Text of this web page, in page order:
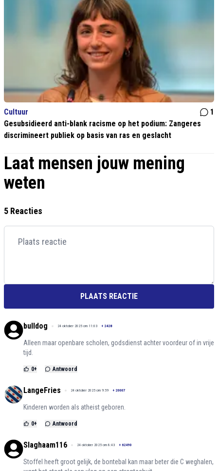
Cultuur
1
Gesubsidieerd anti-blank racisme op het podium: Zangeres
discrimineert publiek op basis van ras en geslacht
Laat mensen jouw mening
weten
5 Reacties
PLAATS REACTIE
bulldog 24 oktober 2025 om 11:03 + 2428
Alleen maar openbare scholen, godsdienst achter voordeur of in vrije
tijd.
0+ Antwoord
LangeFries 24 oktober 2025 om 9:59 + 20007
Kinderen worden als atheist geboren.
0+ Antwoord
Slaghaam116 24 oktober 2025 om 8:43 + 62490
Stoffel heeft groot gelijk, de bontebal kan maar beter die C weghalen,